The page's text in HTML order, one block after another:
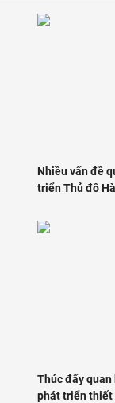
Nhiều vấn đề
triển Thủ đô
Thúc đẩy quan
phát triển thiết